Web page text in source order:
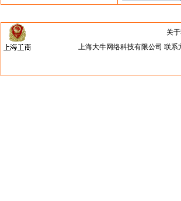
关
上海大牛网络科技有限公司 联系